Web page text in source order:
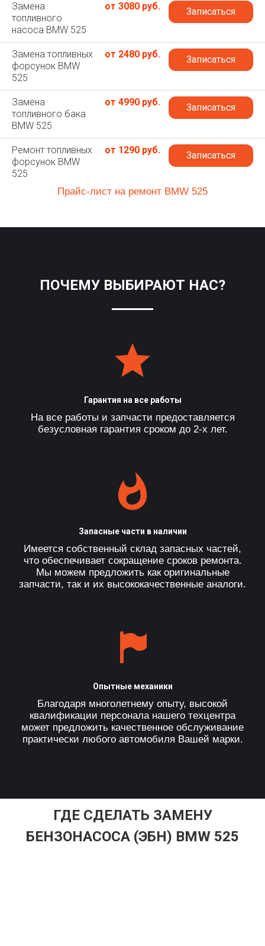
Замена
топливного
насоса BMW 525
от 3080 руб. Записаться
Замена топливных
форсунок BMW
525
от 2480 руб. Записаться
Замена
топливного бака
BMW 525
от 4990 руб. Записаться
Ремонт топливных
форсунок BMW
525
от 1290 руб. Записаться
Прайс-лист на ремонт BMW 525
ПОЧЕМУ ВЫБИРАЮТ НАС?
Гарантия на все работы
На все работы и запчасти предоставляется
безусловная гарантия сроком до 2-х лет.
Запасные части в наличии
Имеется собственный склад запасных частей,
что обеспечивает сокращение сроков ремонта.
Мы можем предложить как оригинальные
запчасти, так и их высококачественные аналоги.
Опытные механики
Благодаря многолетнему опыту, высокой
квалификации персонала нашего техцентра
может предложить качественное обслуживание
практически любого автомобиля Вашей марки.
ГДЕ СДЕЛАТЬ ЗАМЕНУ
БЕНЗОНАСОСА (ЭБН) BMW 525